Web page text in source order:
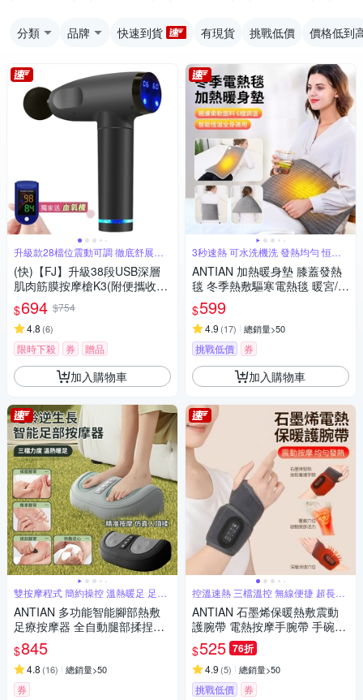
分類 品牌 快速到貨 有現貨 挑戰低價 價格低到
升級款28檔位震動可調 徹底舒展肌
肉
(快)【FJ】升級38段USB深層
肌肉筋膜按摩槍K3(附便攜收納
硬包)
$694 $754
4.8 (6)
限時下殺 券 贈品
加入購物車
雙按摩程式 簡約操控 溫熱暖足 足底
滾刮
ANTIAN 多功能智能腳部熱敷
足療按摩器 全自動腿部揉捏按
摩機 腳底經絡疏通儀（交換禮
物）
$845
4.8 (16) 總銷量>50
券
3秒速熱 可水洗機洗 發熱均勻 恒溫
線
ANTIAN 加熱暖身墊 膝蓋發熱
毯 冬季熱敷驅寒電熱毯 暖宮/暖
腿/暖背/暖手 60*30cm
$599
4.9 (17) 總銷量>50
挑戰低價 券
加入購物車
控溫速熱 三檔溫控 無線便捷 超長續
航
ANTIAN 石墨烯保暖熱敷震動
護腕帶 電熱按摩手腕帶 手碗按
摩儀 手腕保暖神器
$525 76折
4.9 (5) 總銷量>50
挑戰低價 券